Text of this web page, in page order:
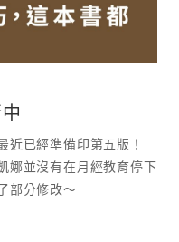
已經準備印第五版！
娜並沒有在月經教育停下
部分修改～